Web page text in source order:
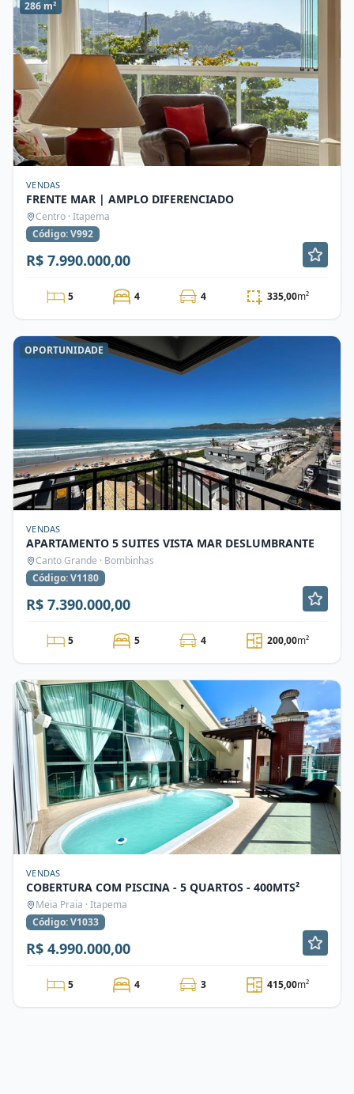
286 m²
VENDAS
FRENTE MAR | AMPLO DIFERENCIADO
Centro · Itapema
Código: V992
R$ 7.990.000,00
5 4 4 335,00m²
OPORTUNIDADE
VENDAS
APARTAMENTO 5 SUITES VISTA MAR DESLUMBRANTE
Canto Grande · Bombinhas
Código: V1180
R$ 7.390.000,00
5 5 4 200,00m²
VENDAS
COBERTURA COM PISCINA - 5 QUARTOS - 400MTS²
Meia Praia · Itapema
Código: V1033
R$ 4.990.000,00
5 4 3 415,00m²